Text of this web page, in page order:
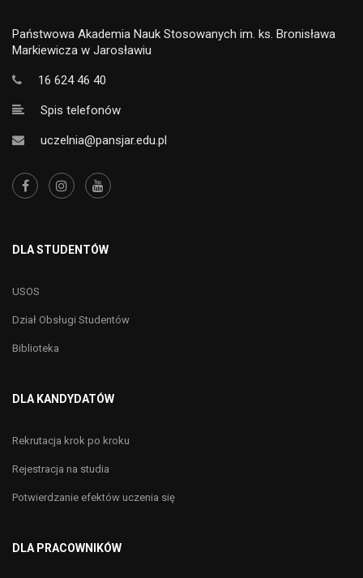
Państwowa Akademia Nauk Stosowanych im. ks. Bronisława
Markiewicza w Jarosławiu
16 624 46 40
Spis telefonów
uczelnia@pansjar.edu.pl
DLA STUDENTÓW
USOS
Dział Obsługi Studentów
Biblioteka
DLA KANDYDATÓW
Rekrutacja krok po kroku
Rejestracja na studia
Potwierdzanie efektów uczenia się
DLA PRACOWNIKÓW